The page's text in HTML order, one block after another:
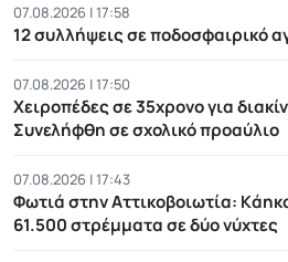
07.08.2026 | 17:58
12 συλλήψεις σε ποδοσφαιρικό
07.08.2026 | 17:50
Χειροπέδες σε 35χρονο για
Συνελήφθη σε σχολικό προαύλιο
07.08.2026 | 17:43
Φωτιά στην Αττικοβοιωτία:
61.500 στρέμματα σε δύο νύχτες